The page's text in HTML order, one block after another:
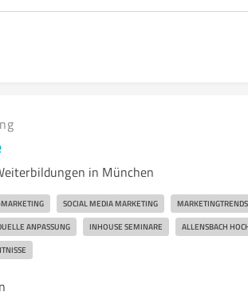
in München
SOCIAL MEDIA MARKETING MARKETINGTRENDS
ANPASSUNG INHOUSE SEMINARE ALLENSBACH